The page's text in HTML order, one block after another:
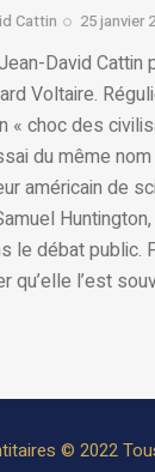
Cattin 25 janvier
David Cattin
Voltaire.
« choc des
du même
américain de
le débat public.
qu’elle l’est
© 2022